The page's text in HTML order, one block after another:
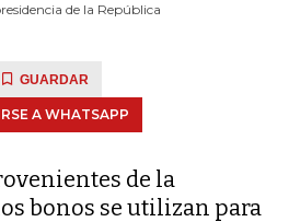
de la República
GUARDAR
A WHATSAPP
de la
bonos se utilizan para